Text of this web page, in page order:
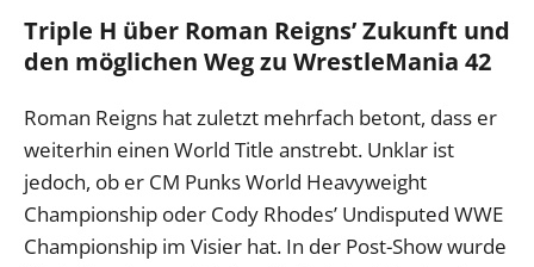
Triple H über Roman Reigns’ Zukunft und
den möglichen Weg zu WrestleMania 42
Roman Reigns hat zuletzt mehrfach betont, dass er
weiterhin einen World Title anstrebt. Unklar ist
jedoch, ob er CM Punks World Heavyweight
Championship oder Cody Rhodes’ Undisputed WWE
Championship im Visier hat. In der Post-Show wurde